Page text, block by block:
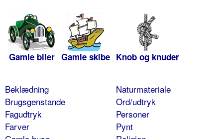
Gamle biler Gamle skibe Knob og knuder
Beklædning
Brugsgenstande
Fagudtryk
Farver
Naturmateriale
Ord/udtryk
Personer
Pynt